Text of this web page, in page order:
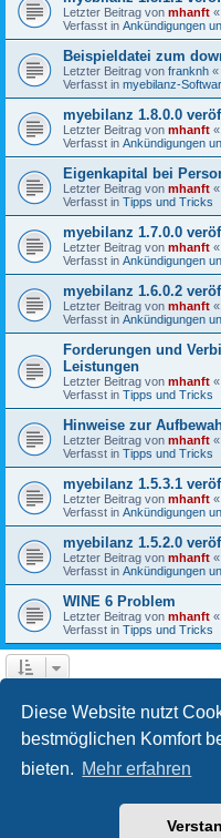
Diese Website nutzt
bestmöglichen Komfort
bieten. Mehr erfahren
Letzter Beitrag von mhanft «
Verfasst in Ankündigungen
Beispieldatei zum
Letzter Beitrag von franknh «
Verfasst in myebilanz-
myebilanz 1.8.0.0
Letzter Beitrag von mhanft «
Verfasst in Ankündigungen
Eigenkapital bei
Letzter Beitrag von mhanft «
Verfasst in Tipps und Tricks
myebilanz 1.7.0.0
Letzter Beitrag von mhanft «
Verfasst in Ankündigungen
myebilanz 1.6.0.2
Letzter Beitrag von mhanft «
Verfasst in Ankündigungen
Forderungen und
Leistungen
Letzter Beitrag von mhanft «
Verfasst in Tipps und Tricks
Hinweise zur
Letzter Beitrag von mhanft «
Verfasst in Tipps und Tricks
myebilanz 1.5.3.1
Letzter Beitrag von mhanft «
Verfasst in Ankündigungen
myebilanz 1.5.2.0
Letzter Beitrag von mhanft «
Verfasst in Ankündigungen
WINE 6 Problem
Letzter Beitrag von mhanft «
Verfasst in Tipps und Tricks
Powered byphpBB®